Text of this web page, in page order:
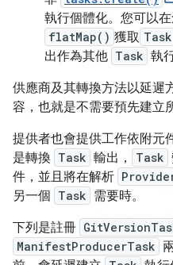
執行個體化。您可以
flatMap() 獲取 Task
出作為其他 Task 執
供應商及其轉換方法以延遲
容，也就是不需要預先建立
提供者也會提供工作依附元
是轉換 Task 輸出， Task
件，並且將在解析
另一個 Task 需要時。
下列是註冊
ManifestProducerTask